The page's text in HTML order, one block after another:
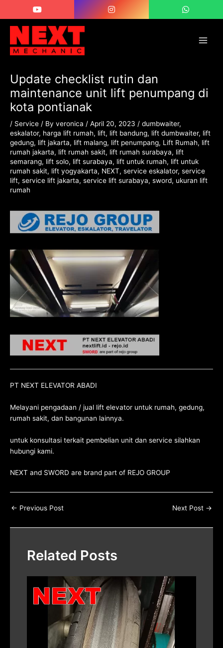
content
Update checklist rutin dan
maintenance unit lift penumpang di
kota pontianak
/ Service / By veronica / April 20, 2023 / dumbwaiter,
eskalator, harga lift rumah, lift, lift bandung, lift dumbwaiter, lift
gedung, lift jakarta, lift malang, lift penumpang, Lift Rumah, lift
rumah jakarta, lift rumah sakit, lift rumah surabaya, lift
semarang, lift solo, lift surabaya, lift untuk rumah, lift untuk
rumah sakit, lift yogyakarta, NEXT, service eskalator, service
lift, service lift jakarta, service lift surabaya, sword, ukuran lift
rumah
PT NEXT ELEVATOR ABADI
Melayani pengadaan / jual lift elevator untuk rumah, gedung,
rumah sakit, dan bangunan lainnya.
untuk konsultasi terkait pembelian unit dan service silahkan
hubungi kami.
NEXT and SWORD are brand part of REJO GROUP
navigation
← Previous Post Next Post →
Related Posts